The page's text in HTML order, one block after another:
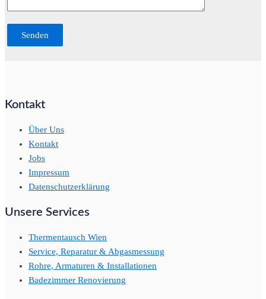
Kontakt
Über Uns
Kontakt
Jobs
Impressum
Datenschutzerklärung
Unsere Services
Thermentausch Wien
Service, Reparatur & Abgasmessung
Rohre, Armaturen & Installationen
Badezimmer Renovierung